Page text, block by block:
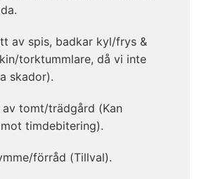
av spis, badkar kyl/frys &
torktummlare, då vi inte
skador).
av tomt/trädgård (Kan
timdebitering).
förråd (Tillval).